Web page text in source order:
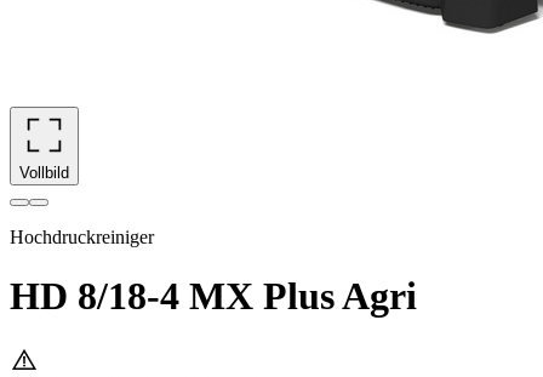
Vollbild
Hochdruckreiniger
HD 8/18-4 MX Plus Agri